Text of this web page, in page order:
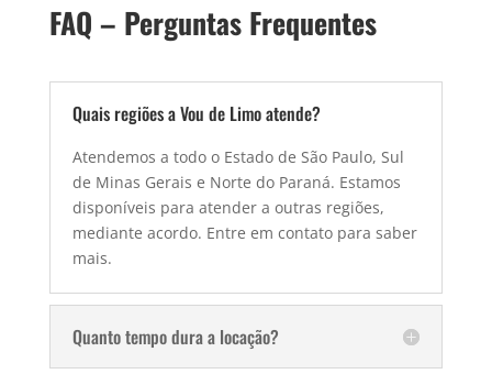
FAQ – Perguntas Frequentes
Quais regiões a Vou de Limo atende?
Atendemos a todo o Estado de São Paulo, Sul
de Minas Gerais e Norte do Paraná. Estamos
disponíveis para atender a outras regiões,
mediante acordo. Entre em contato para saber
mais.
Quanto tempo dura a locação?